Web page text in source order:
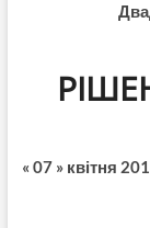
« 07 »